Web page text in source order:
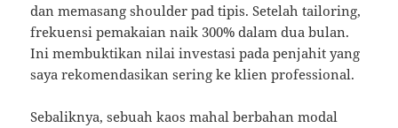
dan memasang shoulder pad tipis. Setelah tailoring,
frekuensi pemakaian naik 300% dalam dua bulan.
Ini membuktikan nilai investasi pada penjahit yang
saya rekomendasikan sering ke klien professional.
Sebaliknya, sebuah kaos mahal berbahan modal